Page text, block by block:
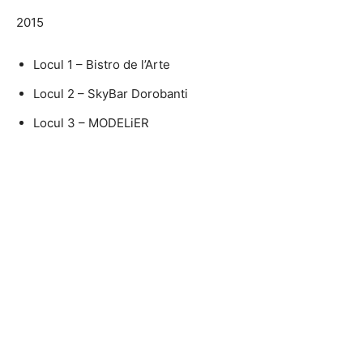
2015
Locul 1 – Bistro de l’Arte
Locul 2 – SkyBar Dorobanti
Locul 3 – MODELiER